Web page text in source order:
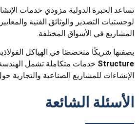
تساعد الخبرة الدولية مزودي خدمات
لوجستيات التصدير والوثائق الفنية
المشاريع في الأسواق المختلفة.
بصفتها شريكًا متخصصًا في الهياكل
Structure خدمات متكاملة تشمل
الإنشاءات للمشاريع الصناعية والتجارية
الأسئلة الشائعة